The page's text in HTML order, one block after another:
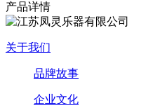
产品详情
关于我们
品牌故事
企业文化